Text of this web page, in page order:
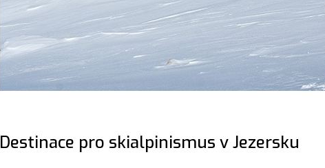
Destinace pro skialpinismus v Jezersku